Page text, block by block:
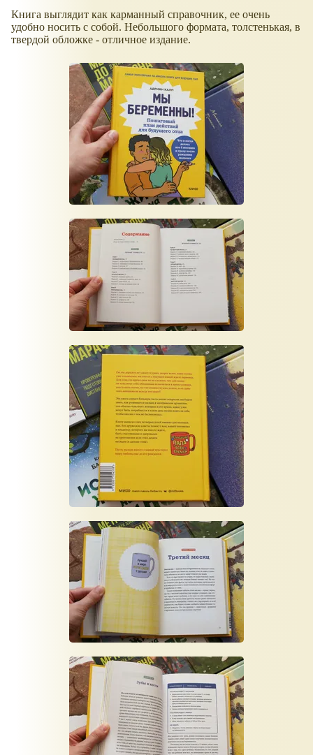
Книга выглядит как карманный справочник, ее очень
удобно носить с собой. Небольшого формата, толстенькая, в
твердой обложке - отличное издание.